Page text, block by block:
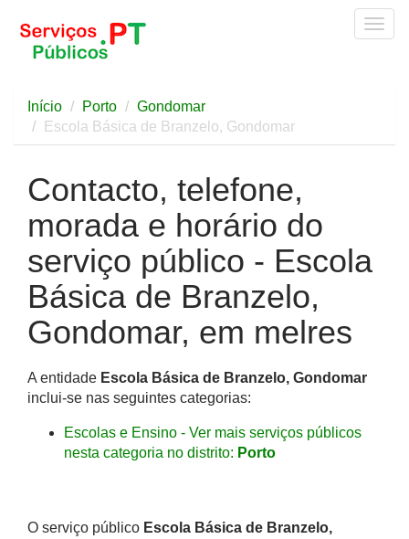
Início Porto
Gondomar
Escola Básica de Branzelo, Gondomar
Contacto, telefone,
morada e horário do
serviço público - Escola
Básica de Branzelo,
Gondomar, em melres
A entidade Escola Básica de Branzelo, Gondomar
inclui-se nas seguintes categorias:
Escolas e Ensino - Ver mais serviços públicos
nesta categoria no distrito: Porto
O serviço público Escola Básica de Branzelo,